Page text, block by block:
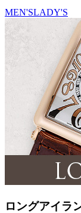
MEN'SLADY'S
ロングアイラ